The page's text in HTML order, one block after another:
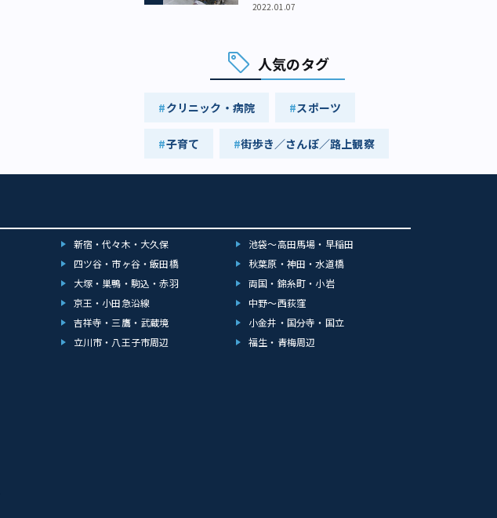
2022.01.07
人気のタグ
クリニック・病院 スポーツ
子育て 街歩き／さんぽ／路上観察
新宿・代々木・大久保
池袋～高田馬場・早稲田
四ツ谷・市ヶ谷・飯田橋
秋葉原・神田・水道橋
大塚・巣鴨・駒込・赤羽
両国・錦糸町・小岩
京王・小田急沿線
中野～西荻窪
吉祥寺・三鷹・武蔵境
小金井・国分寺・国立
立川市・八王子市周辺 福生・青梅周辺